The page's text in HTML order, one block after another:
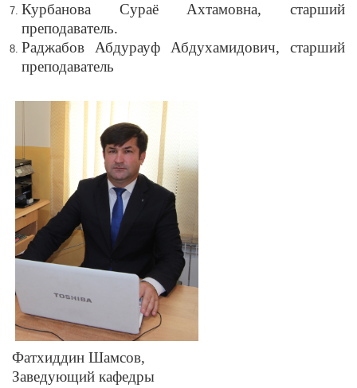
Курбанова Сураё Ахтамовна, старший
преподаватель.
Раджабов Абдурауф Абдухамидович, старший
преподаватель
Фатхиддин Шамсов,
Заведующий кафедры